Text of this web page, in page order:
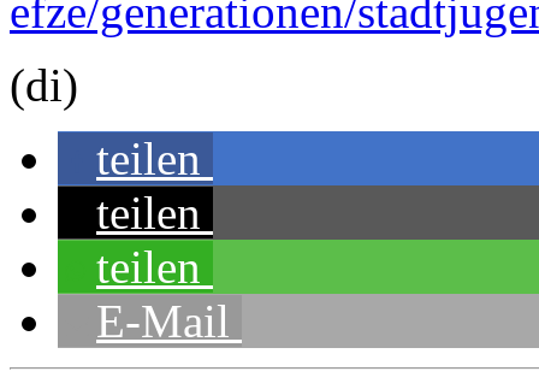
efze/generationen/
(di)
teilen
teilen
teilen
E-Mail